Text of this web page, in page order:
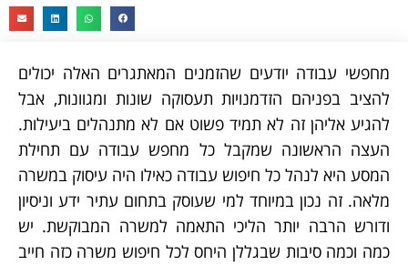
מחפשי עבודה יודעים שהזמנים המאתגרים האלה יכולים
להציב בפניהם הזדמנויות תעסוקה שונות ומגוונות, אבל
להגיע אליהן זה לא תמיד פשוט אם לא מתנהלים ביעילות.
העצה הראשונה שמקבל כל מחפש עבודה עם תחילת
המסע היא לנהל כל חיפוש עבודה כאילו היה עיסוק במשרה
מלאה. זה נכון במיוחד למי שעוסק בתחום עתיר ידע וניסיון
ודורש הרבה יותר הליכי התאמה למשרה המבוקשת. יש
כמה וכמה סיבות שבגללן היחס לכל חיפוש משרה כזה חייב